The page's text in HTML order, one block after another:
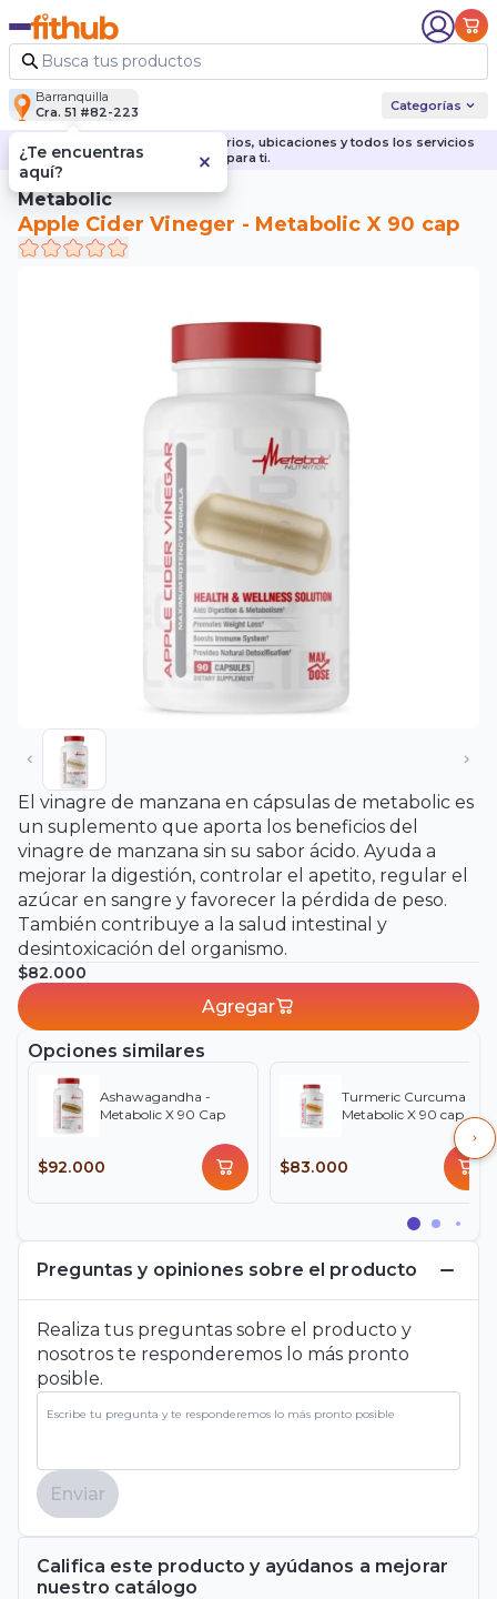
Barranquilla
Cra. 51 #82-223
Categorías
Descubre nuestras sedes, horarios, ubicaciones y todos los servicios
para ti.
Metabolic
Apple Cider Vineger - Metabolic X 90 cap
El vinagre de manzana en cápsulas de metabolic es
un suplemento que aporta los beneficios del
vinagre de manzana sin su sabor ácido. Ayuda a
mejorar la digestión, controlar el apetito, regular el
azúcar en sangre y favorecer la pérdida de peso.
También contribuye a la salud intestinal y
desintoxicación del organismo.
$82.000
Agregar
Opciones similares
Ashawagandha -
Metabolic X 90 Cap
$92.000
Turmeric Curcuma -
Metabolic X 90 cap
$83.000
Preguntas y opiniones sobre el producto
Realiza tus preguntas sobre el producto y
nosotros te responderemos lo más pronto
posible.
Enviar
Califica este producto y ayúdanos a mejorar
nuestro catálogo
¿Te encuentras
aquí?